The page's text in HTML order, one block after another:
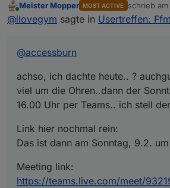
achso, ich
heut sowieso
Bei Teams
anmelden,
klicken, dann
Webbrowser,
Online
Meister Mopper MOST ACTIVE schrieb am
zuletzt
@ilovegym sagte in Usertreffen: Ffm
@accessburn
achso, ich dachte heute.. ?
viel um die Ohren..dann der
16.00 Uhr per Teams.. ich stell
Link hier nochmal rein:
Das ist dann am Sonntag, 9.2.
Meeting link:
https://teams.live.com/meet/